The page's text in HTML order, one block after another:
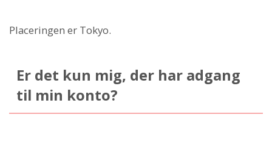
Placeringen er Tokyo.
Er det kun mig, der har adgang
til min konto?